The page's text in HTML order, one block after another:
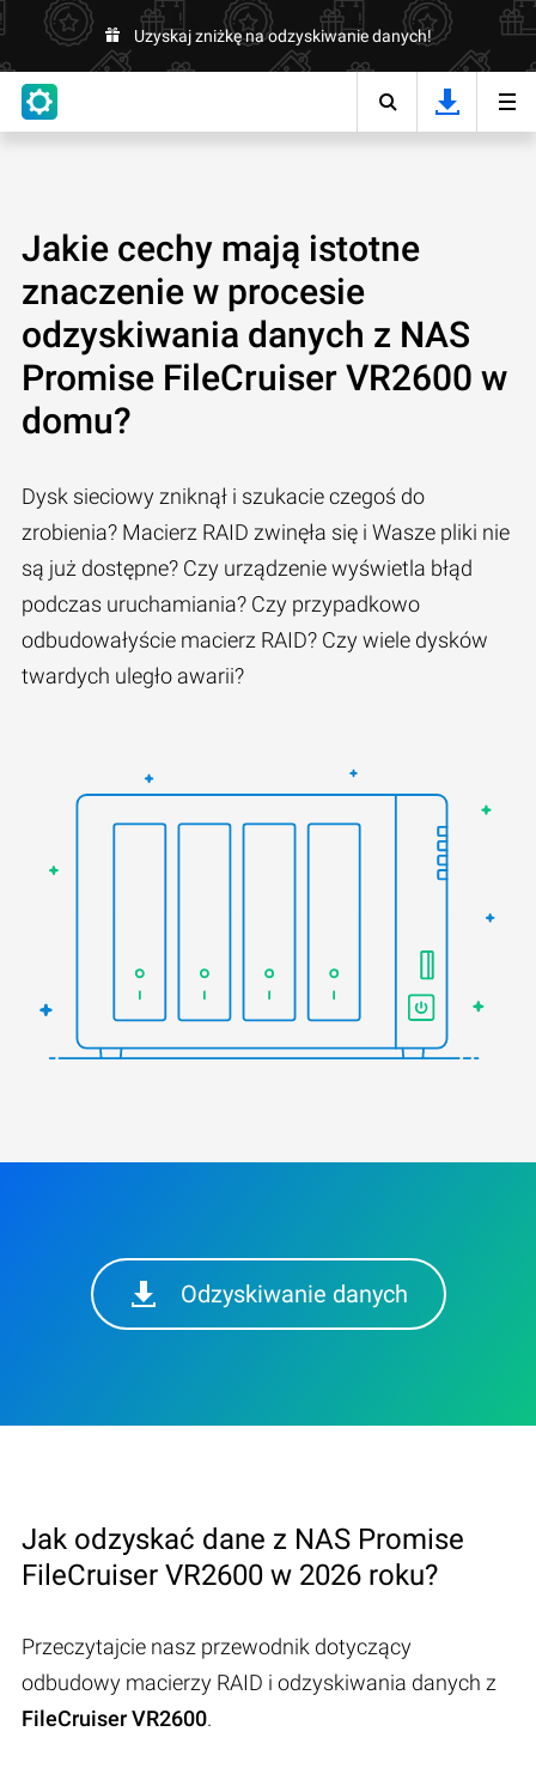
Uzyskaj zniżkę na odzyskiwanie danych!
Jakie cechy mają istotne
znaczenie w procesie
odzyskiwania danych z NAS
Promise FileCruiser VR2600 w
domu?
Dysk sieciowy zniknął i szukacie czegoś do
zrobienia? Macierz RAID zwinęła się i Wasze pliki nie
są już dostępne? Czy urządzenie wyświetla błąd
podczas uruchamiania? Czy przypadkowo
odbudowałyście macierz RAID? Czy wiele dysków
twardych uległo awarii?
Odzyskiwanie danych
Jak odzyskać dane z NAS Promise
FileCruiser VR2600 w 2026 roku?
Przeczytajcie nasz przewodnik dotyczący
odbudowy macierzy RAID i odzyskiwania danych z
FileCruiser VR2600.